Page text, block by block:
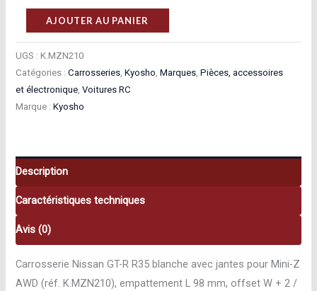
quantité
de
Kyosho
Carrosserie
blanche
Nissan
R35
(AWD)
K.MZN210
AJOUTER AU PANIER
UGS :K.MZN210
Catégories :Carrosseries ,Kyosho ,Marques ,Pièces, accessoires
et électronique ,Voitures RC
Marque :Kyosho
Description
Caractéristiques techniques
Avis (0)
Carrosserie Nissan GT-R R35 blanche avec jantes pour Mini-Z
AWD (réf. K.MZN210), empattement L 98 mm, offset W + 2 /